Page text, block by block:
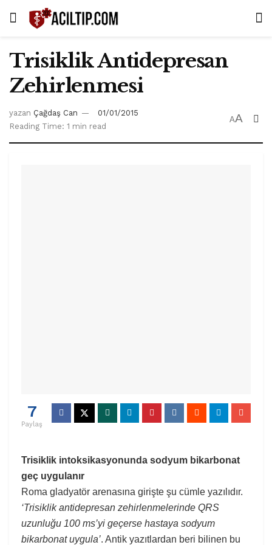
Trisiklik Antidepresan
Zehirlenmesi
yazan Çağdaş Can
01/01/2015
Reading Time: 1 min read
AA
7
Paylaş
Trisiklik intoksikasyonunda sodyum bikarbonat
geç uygulanır
Roma gladyatör arenasına girişte şu cümle yazılıdır.
‘Trisiklik antidepresan zehirlenmelerinde QRS
uzunluğu 100 ms’yi geçerse hastaya sodyum
bikarbonat uygula’. Antik yazıtlardan beri bilinen bu